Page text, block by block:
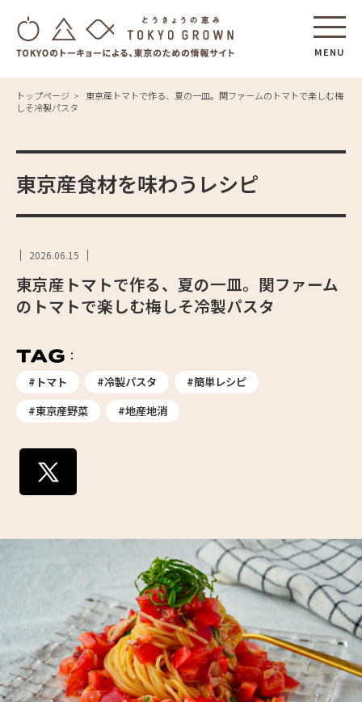
MENU
トップページ
東京産トマトで作る、夏の一皿。関ファームのトマトで楽しむ梅
しそ冷製パスタ
東京産食材を味わうレシピ
2026.06.15
東京産トマトで作る、夏の一皿。関ファーム
のトマトで楽しむ梅しそ冷製パスタ
#トマト #冷製パスタ
#簡単レシピ
#東京産野菜
#地産地消